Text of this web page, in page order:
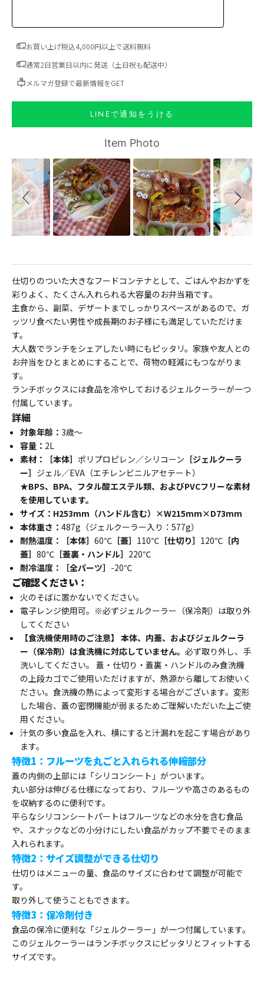
お買い上げ税込4,000円以上で送料無料
通常2日営業日以内に発送（土日祝も配送中）
メルマガ登録で最新情報をGET
LINEで通知をうける
Item Photo
仕切りのついた大きなフードコンテナとして、ごはんやおかずを
彩りよく、たくさん入れられる大容量のお弁当箱です。
主食から、副菜、デザートまでしっかりスペースがあるので、ガ
ッツリ食べたい男性や成長期のお子様にも満足していただけま
す。
大人数でランチをシェアしたい時にもピッタリ。家族や友人との
お弁当をひとまとめにすることで、荷物の軽減にもつながりま
す。
ランチボックスには食品を冷やしておけるジェルクーラーが一つ
付属しています。
詳細
対象年齢： 3歳～
容量： 2L
素材：［本体］ ポリプロピレン／シリコーン ［ジェルクーラ
ー］ ジェル／EVA（エチレンビニルアセテート）
★BPS、BPA、フタル酸エステル類、およびPVCフリーな素材
を使用しています。
サイズ：H253mm（ハンドル含む）×W215mm×D73mm
本体重さ： 487g（ジェルクーラー入り：577g）
耐熱温度：［本体］ 60℃ ［蓋］ 110℃ ［仕切り］ 120℃ ［内
蓋］ 80℃ ［蓋裏・ハンドル］ 220℃
耐冷温度：［全パーツ］ -20℃
ご確認ください：
火のそばに置かないでください。
電子レンジ使用可。※必ずジェルクーラー（保冷剤）は取り外
してください
【食洗機使用時のご注意】 本体、内蓋、およびジェルクーラ
ー（保冷剤）は食洗機に対応していません。 必ず取り外し、手
洗いしてください。 蓋・仕切り・蓋裏・ハンドルのみ食洗機
の上段カゴでご使用いただけますが、熱源から離してお使いく
ださい。食洗機の熱によって変形する場合がございます。変形
した場合、蓋の密閉機能が弱まるためご理解いただいた上ご使
用ください。
汁気の多い食品を入れ、横にすると汁漏れを起こす場合があり
ます。
特徴1：フルーツを丸ごと入れられる伸縮部分
蓋の内側の上部には「シリコンシート」がついます。
丸い部分は伸びる仕様になっており、フルーツや高さのあるもの
を収納するのに便利です。
平らなシリコンシートパートはフルーツなどの水分を含む食品
や、スナックなどの小分けにしたい食品がカップ不要でそのまま
入れられます。
特徴2：サイズ調整ができる仕切り
仕切りはメニューの量、食品のサイズに合わせて調整が可能で
す。
取り外して使うこともできます。
特徴3：保冷剤付き
食品の保冷に便利な「ジェルクーラー」が一つ付属しています。
このジェルクーラーはランチボックスにピッタリとフィットする
サイズです。